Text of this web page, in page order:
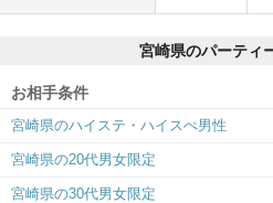
宮崎県のパーティ
お相手条件
宮崎県のハイステ・ハイスぺ男性
宮崎県の20代男女限定
宮崎県の30代男女限定